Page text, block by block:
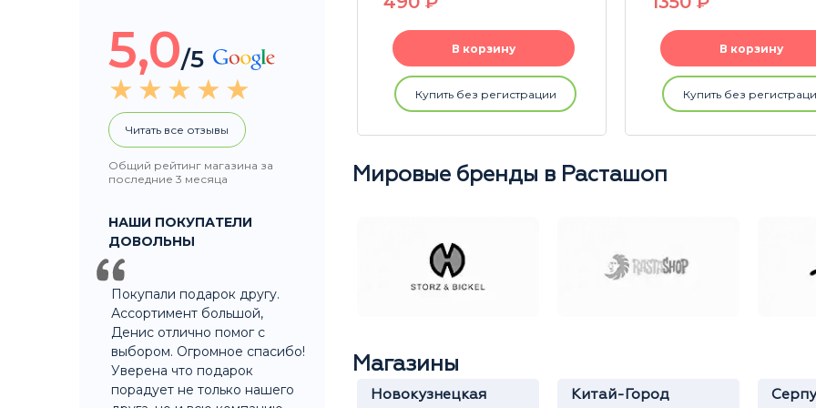
5,0/5
Читать все отзывы
Общий рейтинг магазина за
последние 3 месяца
НАШИ ПОКУПАТЕЛИ
ДОВОЛЬНЫ
Покупали подарок другу.
Ассортимент большой,
Денис отлично помог с
выбором. Огромное спасибо!
Уверена что подарок
порадует не только нашего
В корзину
Купить без регистрации
В корзину
Купить без регистрации
В корзину
Купить без
Мировые бренды в Расташоп
Магазины
Крылатское Новокузнецкая Китай-Город